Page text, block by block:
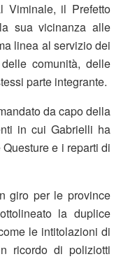
Viminale, il Prefetto
sua vicinanza alle
linea al servizio dei
comunità, delle
parte integrante.
da capo della
in cui Gabrielli ha
e i reparti di
giro per le province
la duplice
le intitolazioni di
ricordo di poliziotti